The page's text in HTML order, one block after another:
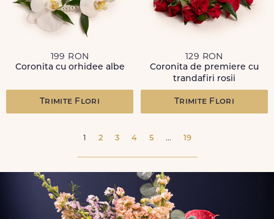
199 RON
Coronita cu orhidee albe
Trimite Flori
129 RON
Coronita de premiere cu
trandafiri rosii
Trimite Flori
1 2 3 4 5 ... 19